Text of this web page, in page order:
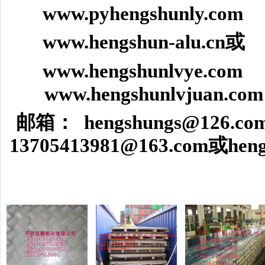
www.pyhengshunly.com
www.hengshun-alu.cn或
www.hengshunlvye.com
www.hengshunlvjuan.com
邮箱：
13705413981@163.com或